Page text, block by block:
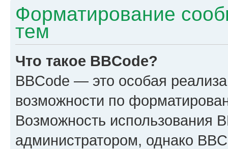
Форматирование
тем
Что такое BBCode?
BBCode — это особая
возможности по
Возможность использования
администратором, однако